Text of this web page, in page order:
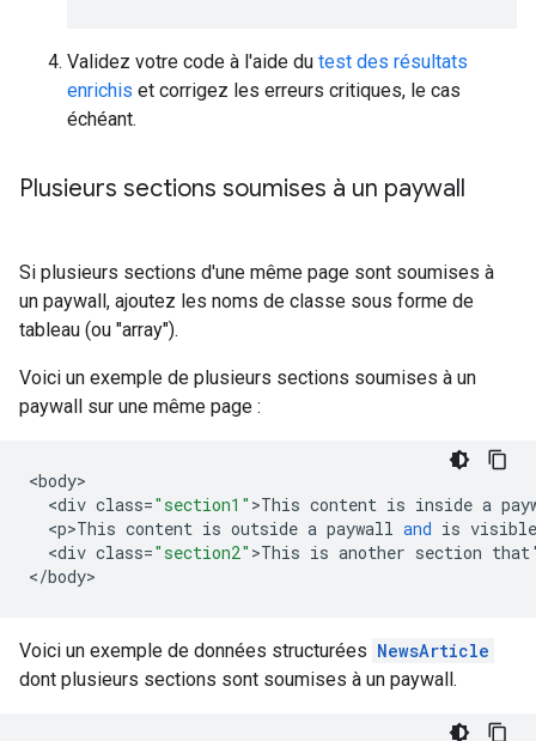
Validez votre code à l'aide du test des résultats
enrichis et corrigez les erreurs critiques, le cas
échéant.
Plusieurs sections soumises à un paywall
Si plusieurs sections d'une même page sont soumises à
un paywall, ajoutez les noms de classe sous forme de
tableau (ou "array").
Voici un exemple de plusieurs sections soumises à un
paywall sur une même page :
<body
<div class="section1" >This content is inside a
<p>This content is outside a paywall and is visible
<div class="section2" >This is another section that
</body>
Voici un exemple de données structurées NewsArticle
dont plusieurs sections sont soumises à un paywall.